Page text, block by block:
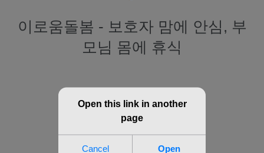
이로움돌봄 - 보호자 맘에 안심, 부
모님 몸에 휴식